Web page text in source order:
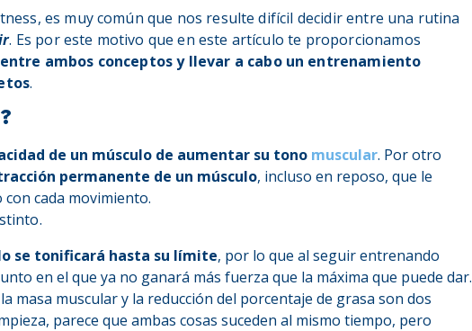
es muy común que nos resulte difícil decidir entre una rutina
. Es por este motivo que en este artículo te proporcionamos
ambos conceptos y llevar a cabo un entrenamiento
.
de un músculo de aumentar su tono muscular. Por otro
permanente de un músculo, incluso en reposo, que le
cada movimiento.
se tonificará hasta su límite, por lo que al seguir entrenando
en el que ya no ganará más fuerza que la máxima que puede dar.
masa muscular y la reducción del porcentaje de grasa son dos
parece que ambas cosas suceden al mismo tiempo, pero